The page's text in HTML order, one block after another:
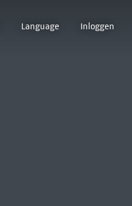
Language Inloggen